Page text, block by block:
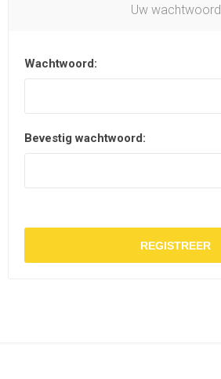
Uw wachtwoord
Wachtwoord:
Bevestig wachtwoord:
REGISTREER